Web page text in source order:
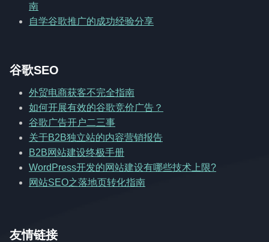
南
自学谷歌推广的成功经验分享
谷歌SEO
外贸电商获客不完全指南
如何开展有效的谷歌竞价广告？
谷歌广告开户二三事
关于B2B独立站的内容营销报告
B2B网站建设终极手册
WordPress开发的网站建设有哪些技术上限?
网站SEO之落地页转化指南
友情链接